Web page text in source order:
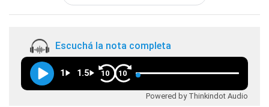
Escuchá la nota completa
1 1.5 10 10
Powered by Thinkindot Audio